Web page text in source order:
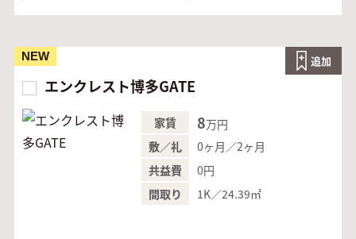
エンクレスト博多GATE
NEW 追加
家賃 8万円
敷／礼
0ヶ月／2ヶ月
共益費
0円
間取り
1K／24.39㎡